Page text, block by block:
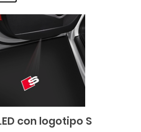
con logotipo S